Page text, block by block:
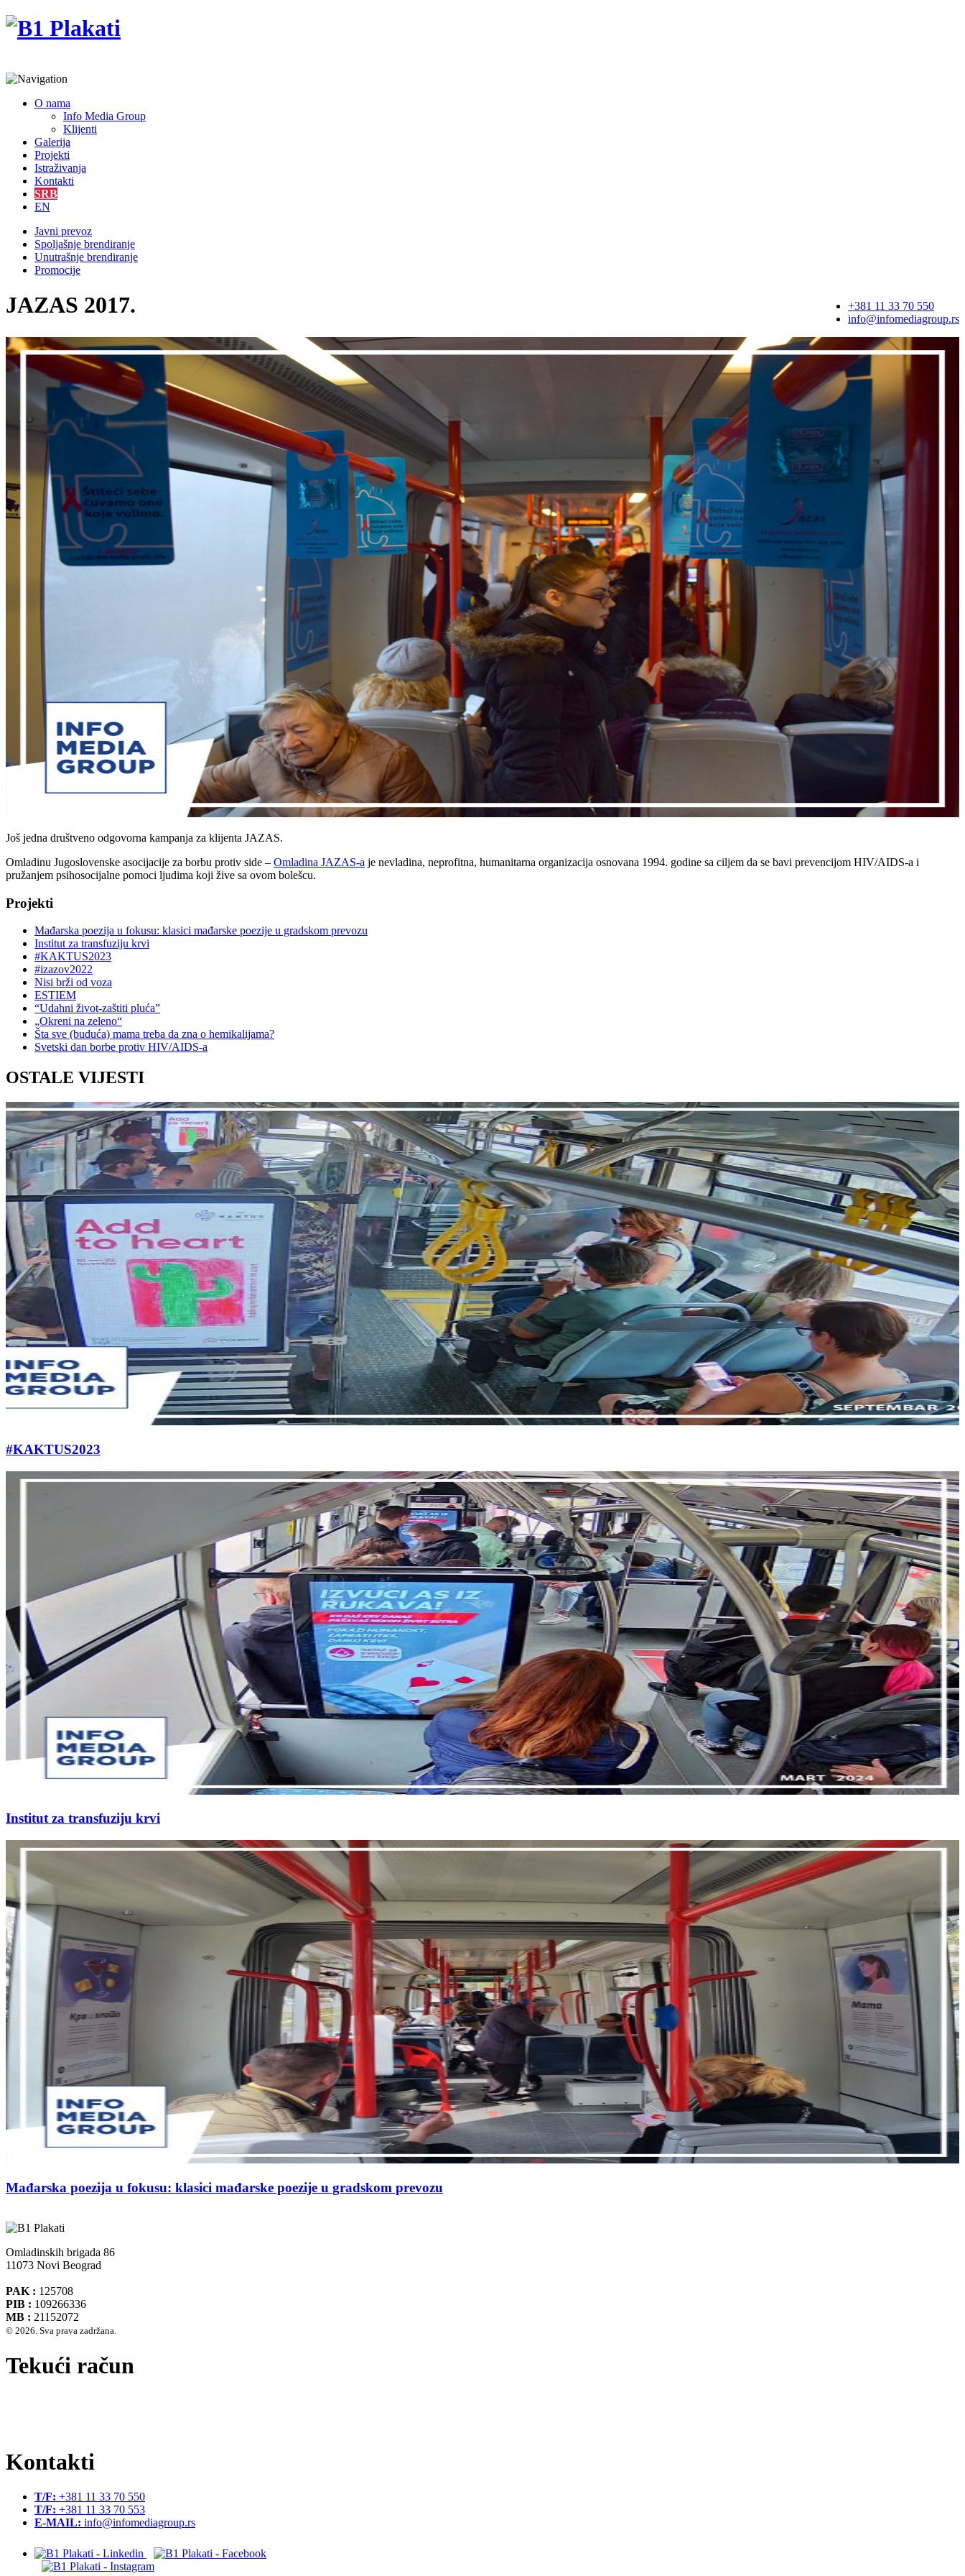
O nama
Info Media Group
Klijenti
Galerija
Projekti
Istraživanja
Kontakti
SRB
EN
Javni prevoz
Spoljašnje brendiranje
Unutrašnje brendiranje
Promocije
+381 11 33 70 550
info@infomediagroup.rs
JAZAS 2017.
Još jedna društveno odgovorna kampanja za klijenta JAZAS.
Omladinu Jugoslovenske asocijacije za borbu protiv side – Omladina JAZAS-a je nevladina, neprofitna, humanitarna organizacija osnovana 1994. godine sa ciljem da se bavi prevencijom HIV/AIDS-a i
pružanjem psihosocijalne pomoci ljudima koji žive sa ovom bolešcu.
Projekti
Mađarska poezija u fokusu: klasici mađarske poezije u gradskom prevozu
Institut za transfuziju krvi
#KAKTUS2023
#izazov2022
Nisi brži od voza
ESTIEM
“Udahni život-zaštiti pluća”
„Okreni na zeleno“
Šta sve (buduća) mama treba da zna o hemikalijama?
Svetski dan borbe protiv HIV/AIDS-a
OSTALE VIJESTI
#KAKTUS2023
Institut za transfuziju krvi
Mađarska poezija u fokusu: klasici mađarske poezije u gradskom prevozu
Omladinskih brigada 86
11073 Novi Beograd
PAK : 125708
PIB : 109266336
MB : 21152072
© 2026. Sva prava zadržana.
Tekući račun
Kontakti
T/F: +381 11 33 70 550
T/F: +381 11 33 70 553
E-MAIL: info@infomediagroup.rs